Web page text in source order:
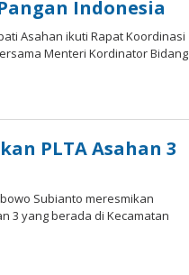
Indonesia
Asahan ikuti Rapat Koordinasi
Menteri Kordinator Bidang
PLTA Asahan 3
Subianto meresmikan
3 yang berada di Kecamatan